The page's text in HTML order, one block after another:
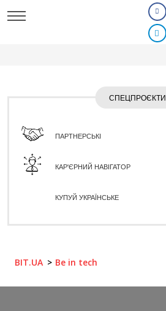
СПЕЦПРОЄКТИ
ПАРТНЕРСЬКІ
КАР'ЄРНИЙ НАВІГАТОР
КУПУЙ УКРАЇНСЬКЕ
BIT.UA Be in tech